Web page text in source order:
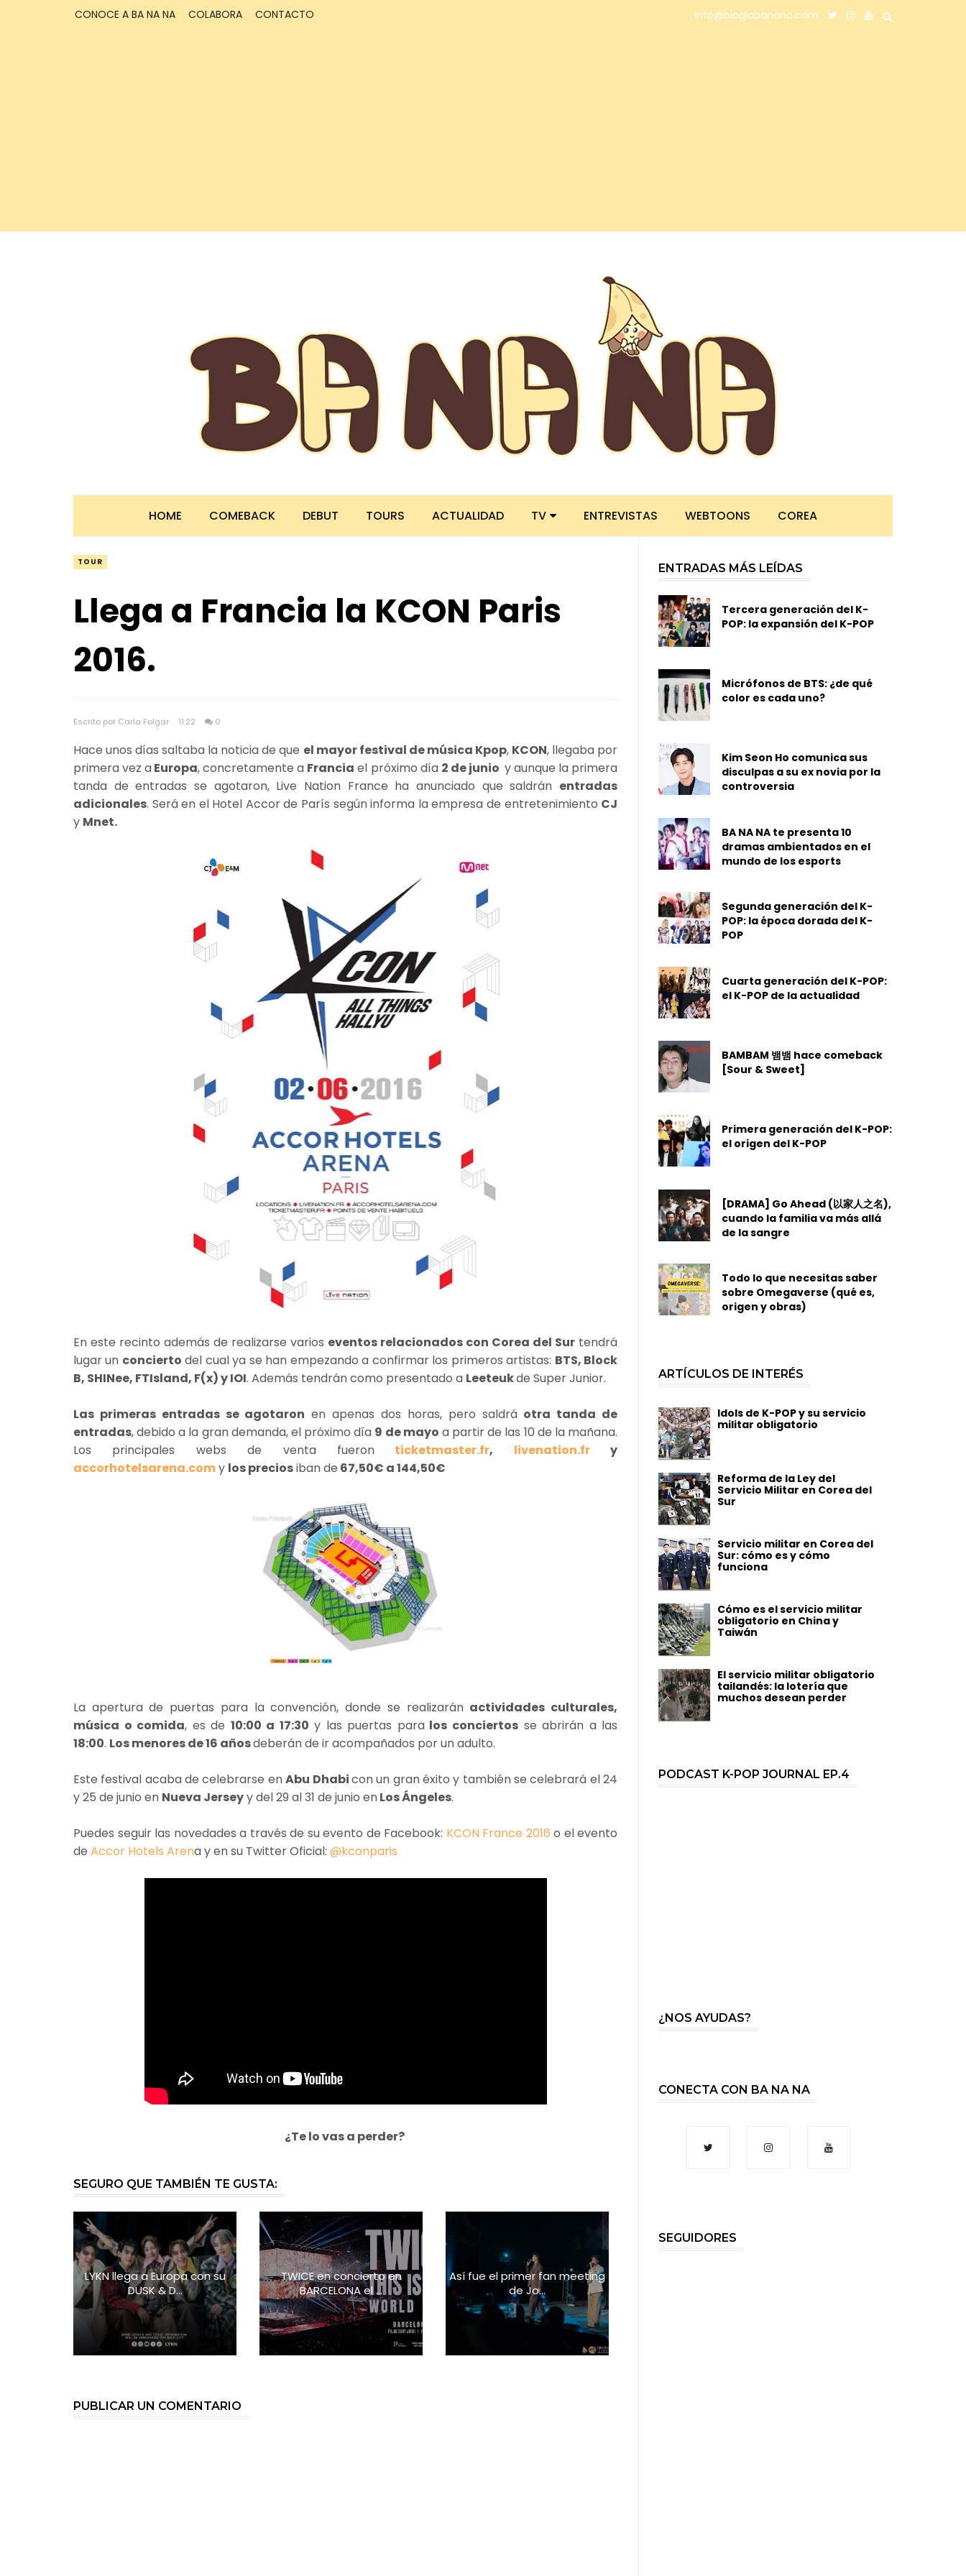
CONOCE A BA NA NA COLABORA CONTACTO info@bloglabanana.com
HOME COMEBACK DEBUT TOURS ACTUALIDAD TV ENTREVISTAS WEBTOONS COREA
TOUR
Llega a Francia la KCON Paris
2016.
Escrito por Carla Folgar 11:22 0
Hace unos días saltaba la noticia de que el mayor festival de música Kpop, KCON, llegaba por
primera vez aEuropa, concretamente a Francia el próximo día 2 de junio y aunque la primera
tanda de entradas se agotaron, Live Nation France ha anunciado que saldrán entradas
adicionales. Será en el Hotel Accor de París según informa la empresa de entretenimiento CJ
y Mnet.
En este recinto además de realizarse varios eventos relacionados con Corea del Sur tendrá
lugar un concierto del cual ya se han empezando a confirmar los primeros artistas: BTS, Block
B, SHINee, FTIsland, F(x) y IOI. Además tendrán como presentado a Leeteukde Super Junior.
Las primeras entradas se agotaron en apenas dos horas, pero saldrá otra tanda de
entradas, debido a la gran demanda, el próximo día 9 de mayo a partir de las 10 de la mañana.
Los principales webs de venta fueron
ticketmaster.fr, livenation.fry
accorhotelsarena.comy los preciosiban de 67,50€ a 144,50€
La apertura de puertas para la convención, donde se realizarán actividades culturales,
música o comida, es de 10:00 a 17:30 y las puertas paralos conciertosse abrirán a las
18:00. Los menores de 16 añosdeberán de ir acompañados por un adulto.
Este festival acaba de celebrarse enAbu Dhabicon un gran éxito y también se celebrará el 24
y 25 de junio en Nueva Jerseyy del 29 al 31 de junio enLos Ángeles.
Puedes seguir las novedades a través de su evento de Facebook: KCON France 2016 o el evento
de Accor Hotels Arena y en su Twitter Oficial: @kconparis
¿Te lo vas a perder?
SEGURO QUE TAMBIÉN TE GUSTA:
LYKN llega a Europa con su
DUSK & D...
TWICE en concierto en
BARCELONA el ...
Así fue el primer fan meeting
de Jo...
PUBLICAR UN COMENTARIO
ENTRADAS MÁS LEÍDAS
Tercera generación del K-
POP: la expansión del K-POP
Micrófonos de BTS: ¿de qué
color es cada uno?
Kim Seon Ho comunica sus
disculpas a su ex novia por la
controversia
BA NA NA te presenta 10
dramas ambientados en el
mundo de los esports
Segunda generación del K-
POP: la época dorada del K-
POP
Cuarta generación del K-POP:
el K-POP de la actualidad
BAMBAM 뱀뱀 hace comeback
[Sour & Sweet]
Primera generación del K-POP:
el origen del K-POP
[DRAMA] Go Ahead (以家人之名),
cuando la familia va más allá
de la sangre
Todo lo que necesitas saber
sobre Omegaverse (qué es,
origen y obras)
ARTÍCULOS DE INTERÉS
Idols de K-POP y su servicio
militar obligatorio
Reforma de la Ley del
Servicio Militar en Corea del
Sur
Servicio militar en Corea del
Sur: cómo es y cómo
funciona
Cómo es el servicio militar
obligatorio en China y
Taiwán
El servicio militar obligatorio
tailandés: la lotería que
muchos desean perder
PODCAST K-POP JOURNAL EP.4
¿NOS AYUDAS?
CONECTA CON BA NA NA
SEGUIDORES